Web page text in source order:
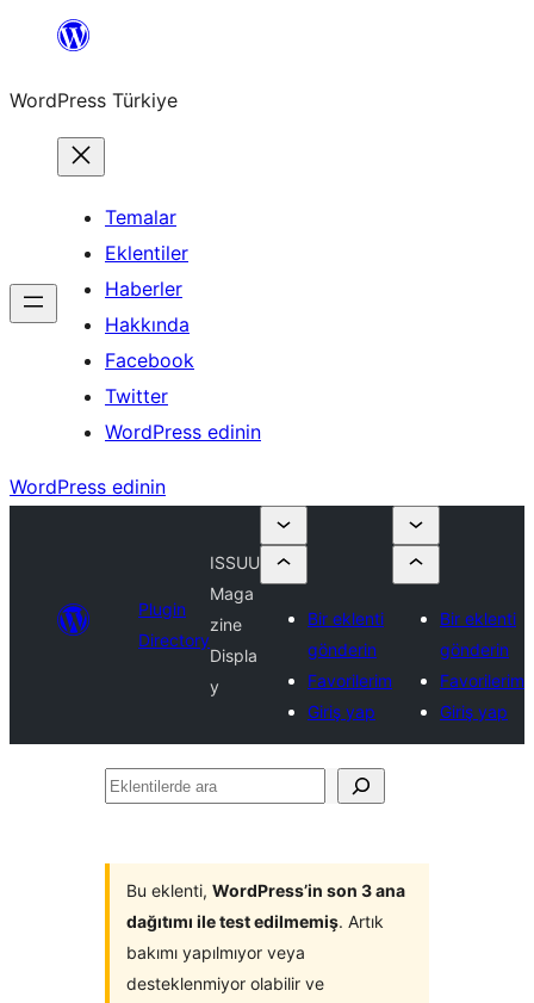
İçeriğe
WordPress Türkiye
Temalar
Eklentiler
Haberler
Hakkında
Facebook
Twitter
WordPress edinin
WordPress edinin
Plugin
Directory
ISSUU
Maga
zine
Displa
y
Bir eklenti
gönderin
Favorilerim
Giriş yap
Bir eklenti
gönderin
Favorilerim
Giriş yap
Eklentilerde
Bu eklenti, WordPress’in son 3 ana
dağıtımı ile test edilmemiş. Artık
bakımı yapılmıyor veya
desteklenmiyor olabilir ve